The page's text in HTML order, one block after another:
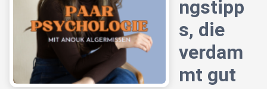
ngstipp
s, die
verdam
mt gut